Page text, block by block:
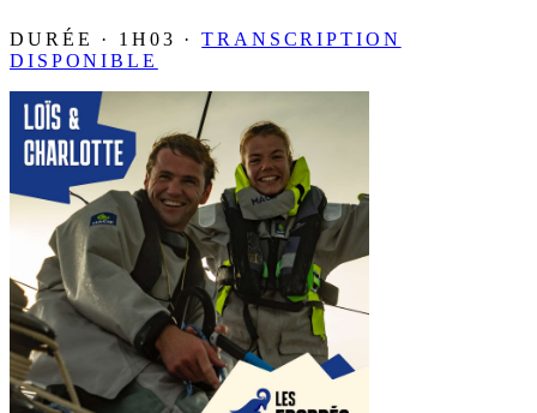
DURÉE · 1H03 ·TRANSCRIPTION
DISPONIBLE